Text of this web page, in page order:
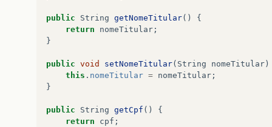
public String getNomeTitular()
{
return
nomeTitular ;
}
public void setNomeTitular( String nomeTitular )
this . nomeTitular = nomeTitular ;
}
public String getCpf ()
{
return
cpf ;